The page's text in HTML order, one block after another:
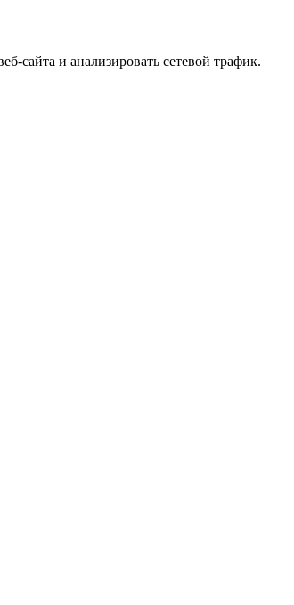
сайта и анализировать сетевой трафик.